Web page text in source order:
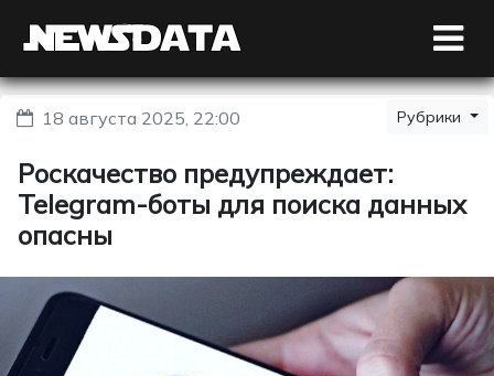
18 августа 2025, 22:00 Рубрики
Роскачество предупреждает:
Telegram-боты для поиска данных
опасны